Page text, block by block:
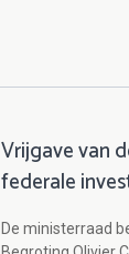
Vrijgave van
federale
De ministerraad